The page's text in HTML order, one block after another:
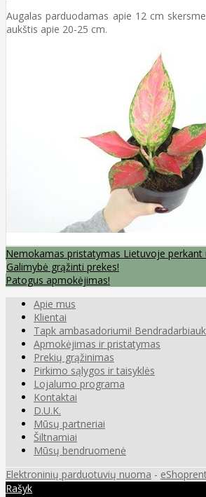
Augalas parduodamas apie 12 cm
aukštis apie 20-25 cm.
Nemokamas pristatymas Lietuvoje perkant
Galimybė grąžinti prekes!
Patogus apmokėjimas!
Apie mus
Klientai
Tapk ambasadoriumi!
Apmokėjimas ir pristatymas
Prekių grąžinimas
Pirkimo sąlygos ir taisyklės
Lojalumo programa
Kontaktai
D.U.K.
Mūsų partneriai
Šiltnamiai
Mūsų bendruomenė
Elektroninių parduotuvių nuoma -
Rašyk